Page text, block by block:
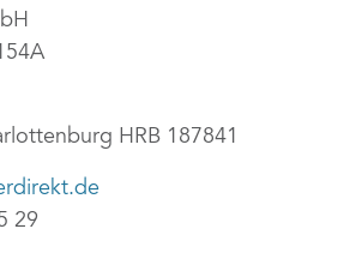
HRB 187841
29